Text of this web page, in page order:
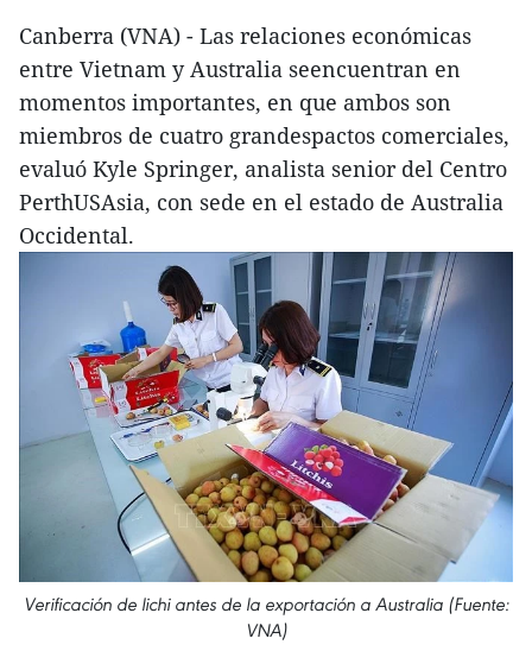
Canberra (VNA) - Las relaciones económicas
entre Vietnam y Australia seencuentran en
momentos importantes, en que ambos son
miembros de cuatro grandespactos comerciales,
evaluó Kyle Springer, analista senior del Centro
PerthUSAsia, con sede en el estado de Australia
Occidental.
Verificación de lichi antes de la exportación a Australia (Fuente:
VNA)